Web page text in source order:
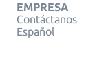
EMPRESA
Contáctanos
Español